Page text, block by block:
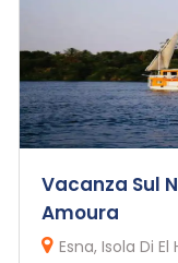
Vacanza Sul
Amoura
Esna, Isola Di El